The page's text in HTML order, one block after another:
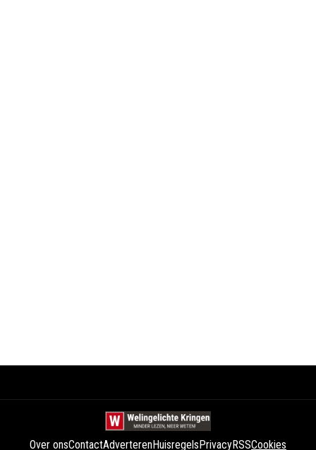
Over onsContactAdverterenHuisregelsPrivacyRSSCookies